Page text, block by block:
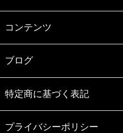
コンテンツ
ブログ
特定商に基づく表記
プライバシーポリシー